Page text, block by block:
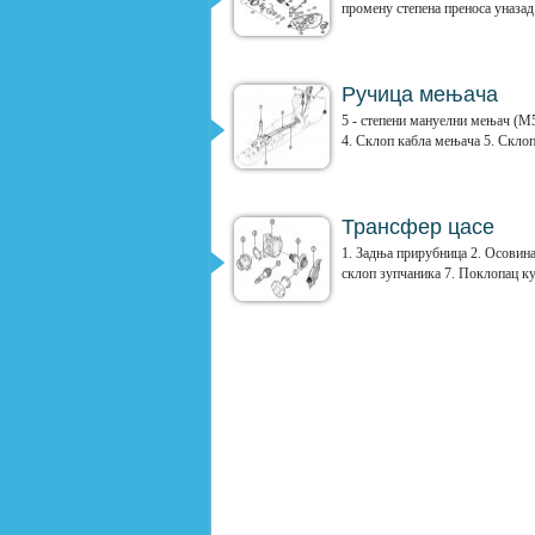
промену степена преноса
Ручица мењача
5 - степени мануелни мењач
4. Склоп кабла мењача 5.
Трансфер цасе
1. Задња прирубница 2.
склоп зупчаника 7. Поклопац